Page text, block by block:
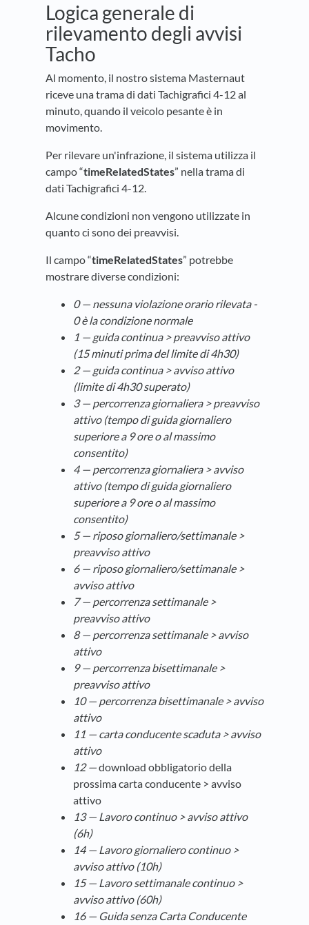
Logica generale di
rilevamento degli avvisi
Tacho
Al momento, il nostro sistema Masternaut
riceve una trama di dati Tachigrafici 4-12 al
minuto, quando il veicolo pesante è in
movimento.
Per rilevare un'infrazione, il sistema utilizza il
campo “timeRelatedStates” nella trama di
dati Tachigrafici 4-12.
Alcune condizioni non vengono utilizzate in
quanto ci sono dei preavvisi.
Il campo “timeRelatedStates” potrebbe
mostrare diverse condizioni:
0 — nessuna violazione orario rilevata -
0 è la condizione normale
1 — guida continua > preavviso attivo
(15 minuti prima del limite di 4h30)
2 — guida continua > avviso attivo
(limite di 4h30 superato)
3 — percorrenza giornaliera > preavviso
attivo (tempo di guida giornaliero
superiore a 9 ore o al massimo
consentito)
4 — percorrenza giornaliera > avviso
attivo (tempo di guida giornaliero
superiore a 9 ore o al massimo
consentito)
5 — riposo giornaliero/settimanale >
preavviso attivo
6 — riposo giornaliero/settimanale >
avviso attivo
7 — percorrenza settimanale >
preavviso attivo
8 — percorrenza settimanale > avviso
attivo
9 — percorrenza bisettimanale >
preavviso attivo
10 — percorrenza bisettimanale > avviso
attivo
11 — carta conducente scaduta > avviso
attivo
12 —download obbligatorio della
prossima carta conducente > avviso
attivo
13 — Lavoro continuo > avviso attivo
(6h)
14 — Lavoro giornaliero continuo >
avviso attivo (10h)
15 — Lavoro settimanale continuo >
avviso attivo (60h)
16 — Guida senza Carta Conducente